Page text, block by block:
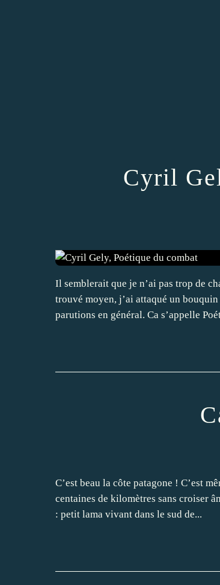
Cyril
Il semblerait que je n’ai pas trop de
trouvé moyen, j’ai attaqué un
parutions en général. Ca s’appelle
C’est beau la côte patagone ! C’est
centaines de kilomètres sans croiser
: petit lama vivant dans le sud de...